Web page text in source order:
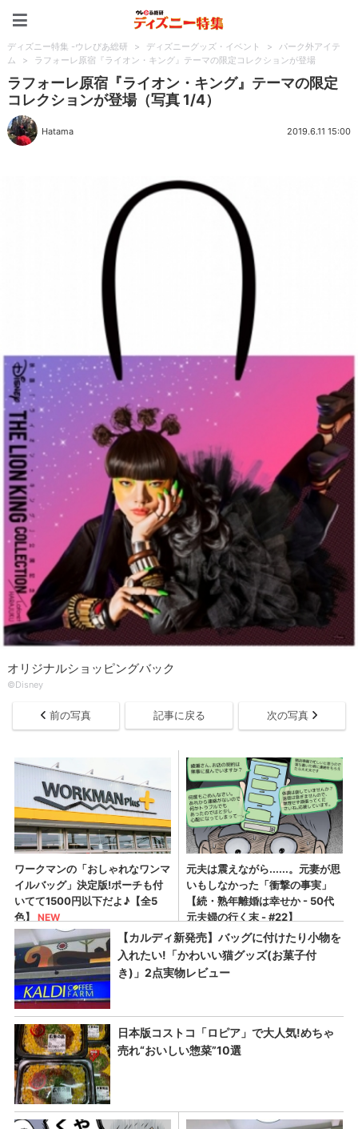
ディズニー特集 -ウレぴあ総研 > ディズニーグッズ・イベント >
パーク外アイテ
ム
> ラフォーレ原宿『ライオン・キング』テーマの限定コレクションが登場
ラフォーレ原宿『ライオン・キング』テーマの限定
コレクションが登場（写真 1/4）
Hatama 2019.6.11 15:00
オリジナルショッピングバック
©Disney
前の写真 記事に戻る 次の写真